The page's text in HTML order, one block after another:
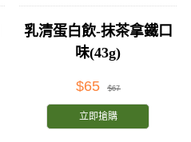
乳清蛋白飲-抹茶拿鐵口
味(43g)
$65 $67
立即搶購